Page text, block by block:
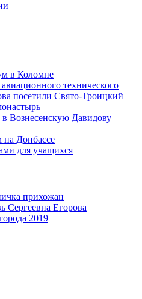
в Коломне
технического
посетили Свято-Троицкий
Вознесенскую Давидову
на Донбассе
для учащихся
прихожан
Сергеевна Егорова
2019